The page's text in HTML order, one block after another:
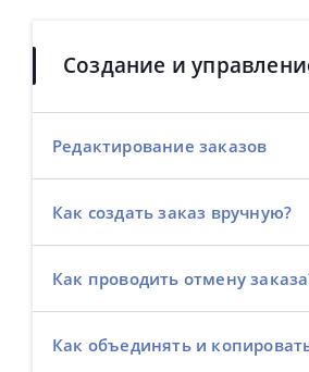
Редактирование заказов
Как создать заказ вручную?
Как проводить отмену
Как объединять и